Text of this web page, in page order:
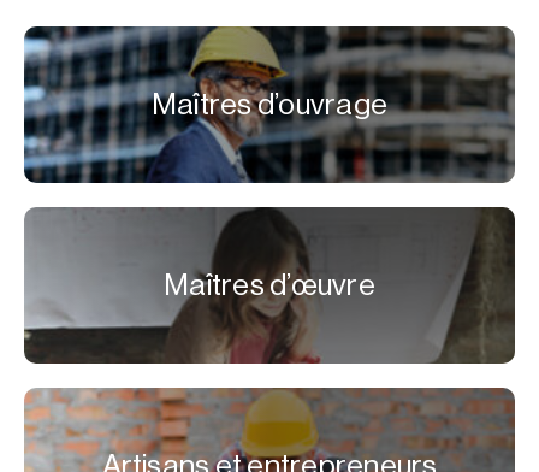
Maîtres d’ouvrage
Maîtres d’œuvre
Artisans et entrepreneurs